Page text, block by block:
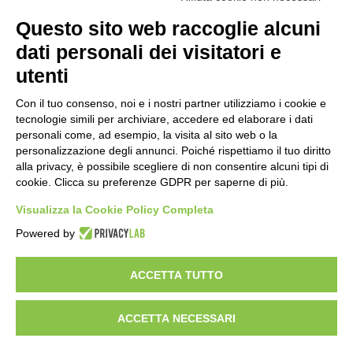
Amministrazione Trasparente
Privacy Policy
Dichiarazione di accessibilitàObiettivi di accessibilità
Seguici su:
Indirizzo:Via Gaetano Donizetti 30, Collegno
Centralino:0114053925 Email: toic8cg002@istruzione.it
Posta elettronica certificata (PEC):toic8cg002@pec.istruzione.it
Codice fiscale: 95641450010
Codice Indice delle Pubbliche Amministrazioni (IPA): D0ZZDV0V
Codice unico di fatturazione (CUF): FJDH3Z
Copyright 2023 © ISTITUTO COMPRENSIVO "GUGLIELMO MARCONI" |
PEC: TOIC8CG002@pec.istruzione.it
Idea e progetto di Designers Italia
Questo sito web raccoglie alcuni
dati personali dei visitatori e
utenti
Con il tuo consenso, noi e i nostri partner utilizziamo i cookie e
tecnologie simili per archiviare, accedere ed elaborare i dati
personali come, ad esempio, la visita al sito web o la
personalizzazione degli annunci. Poiché rispettiamo il tuo diritto
alla privacy, è possibile scegliere di non consentire alcuni tipi di
cookie. Clicca su preferenze GDPR per saperne di più.
Visualizza la Cookie Policy Completa
Powered by
ACCETTA TUTTO
ACCETTA NECESSARI